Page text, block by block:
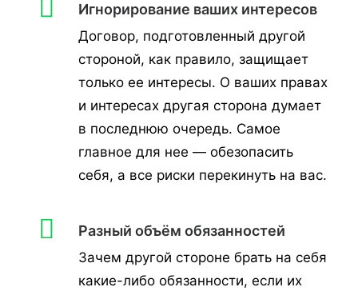
Игнорирование ваших интересов
Договор, подготовленный другой
стороной, как правило, защищает
только ее интересы. О ваших правах
и интересах другая сторона думает
в последнюю очередь. Самое
главное для нее — обезопасить
себя, а все риски перекинуть на вас.
Разный объём обязанностей
Зачем другой стороне брать на себя
какие-либо обязанности, если их